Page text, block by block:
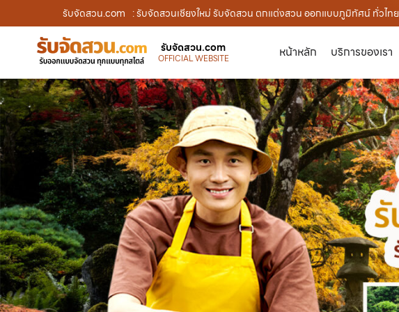
รับจัดสวน.com : รับจัดสวนเชียงใหม่ รับจัดสวน ตกแต่งสวน ออกแบบภูมิทัศน์ ทั่วไทย
รับจัดสวน.com
OFFICIAL WEBSITE หน้าหลัก บริการของเรา